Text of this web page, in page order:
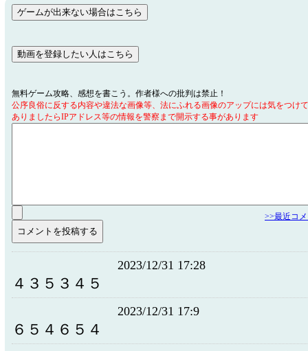
無料ゲーム攻略、感想を書こう。作者様への批判は禁止！
公序良俗に反する内容や違法な画像等、法にふれる画像のアップには気をつけ
ありましたらIPアドレス等の情報を警察まで開示する事があります
>>最近コ
2023/12/31 17:28
４３５３４５
2023/12/31 17:9
６５４６５４